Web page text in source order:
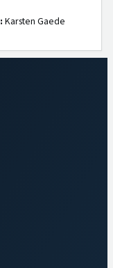
Karsten Gaede